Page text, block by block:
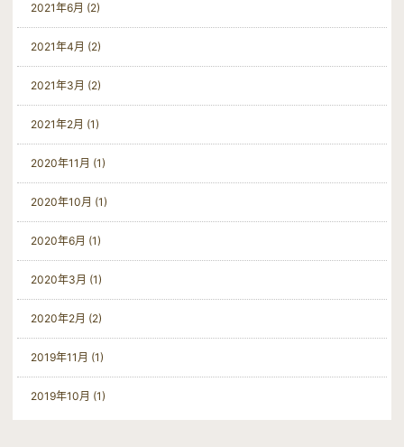
2021年6月 (2)
2021年4月 (2)
2021年3月 (2)
2021年2月 (1)
2020年11月 (1)
2020年10月 (1)
2020年6月 (1)
2020年3月 (1)
2020年2月 (2)
2019年11月 (1)
2019年10月 (1)